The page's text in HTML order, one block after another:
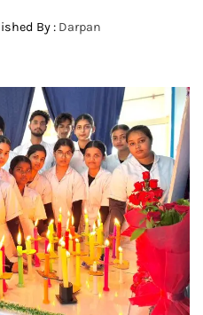
By : Darpan